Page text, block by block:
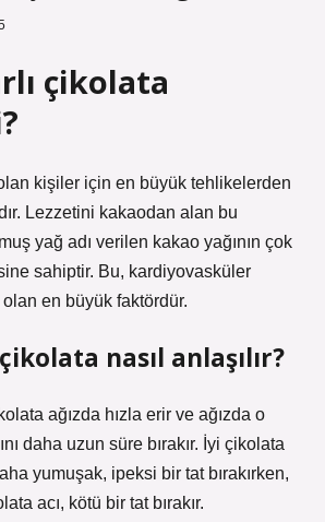
çikolata
olan kişiler için en büyük tehlikelerden
Lezzetini kakaodan alan bu
yağ adı verilen kakao yağının çok
sahiptir. Bu, kardiyovasküler
olan en büyük faktördür.
nasıl anlaşılır?
ağızda hızla erir ve ağızda o
daha uzun süre bırakır. İyi çikolata
yumuşak, ipeksi bir tat bırakırken,
acı, kötü bir tat bırakır.